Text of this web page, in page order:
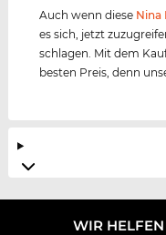
Auch wenn diese Nina
es sich, jetzt
schlagen. Mit dem
besten Preis, denn
WIR